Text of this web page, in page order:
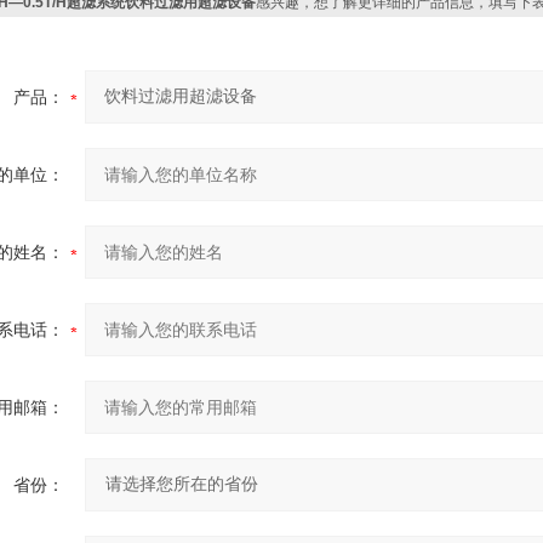
产品：
单位：
姓名：
电话：
邮箱：
省份：